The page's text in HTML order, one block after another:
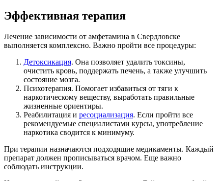
Эффективная терапия
Лечение зависимости от амфетамина в Свердловске
выполняется комплексно. Важно пройти все процедуры:
Детоксикация. Она позволяет удалить токсины,
очистить кровь, поддержать печень, а также улучшить
состояние мозга.
Психотерапия. Помогает избавиться от тяги к
наркотическому веществу, выработать правильные
жизненные ориентиры.
Реабилитация и ресоциализация. Если пройти все
рекомендуемые специалистами курсы, употребление
наркотика сводится к минимуму.
При терапии назначаются подходящие медикаменты. Каждый
препарат должен прописываться врачом. Еще важно
соблюдать инструкции.